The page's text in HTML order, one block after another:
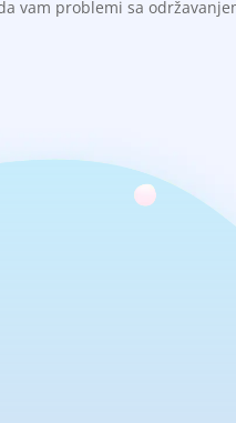
vam problemi sa